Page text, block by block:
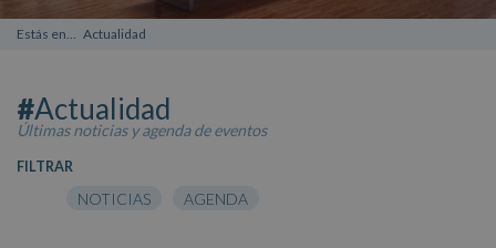
Estás en... Actualidad
#Actualidad
Últimas noticias y agenda de eventos
FILTRAR
NOTICIAS AGENDA